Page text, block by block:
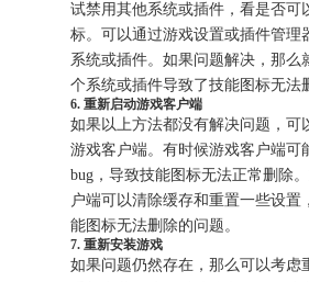
试禁用其他系统或插件，看是否可
标。可以通过游戏设置或插件管理
系统或插件。如果问题解决，那么
个系统或插件导致了技能图标无法
6. 重新启动游戏客户端
如果以上方法都没有解决问题，可
游戏客户端。有时候游戏客户端可
bug，导致技能图标无法正常删除
户端可以清除缓存和重置一些设置
能图标无法删除的问题。
7. 重新安装游戏
如果问题仍然存在，那么可以考虑